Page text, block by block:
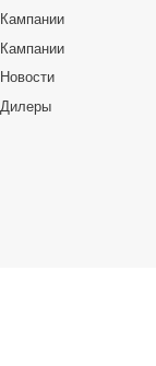
Кампании
Кампании
Новocти
Дилеры